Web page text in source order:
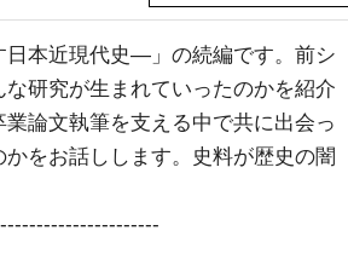
本近現代史―」の続編です。前シ
研究が生まれていったのかを紹介
論文執筆を支える中で共に出会っ
をお話しします。史料が歴史の闇